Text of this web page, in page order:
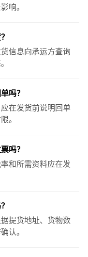
响。
信息向承运方查询
吗？
在发货前说明回单
。
吗？
和所需资料应在发
提货地址、货物数
认。